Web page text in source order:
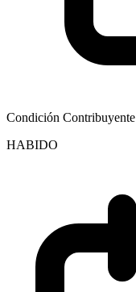
Condición Contribuyente
HABIDO